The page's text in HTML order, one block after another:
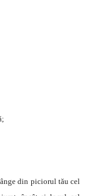
din piciorul tău cel